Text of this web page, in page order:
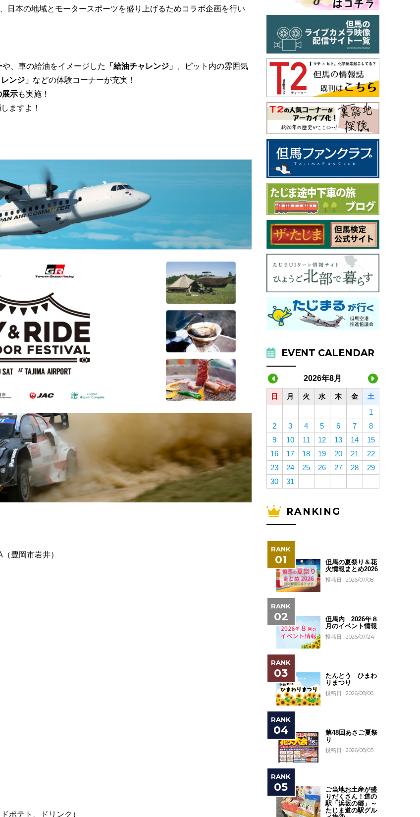
日本の地域とモータースポーツを盛り上げるためコラボ企画を行い
や、車の給油をイメージした 「給油チャレンジ」
、ピット内の雰囲気
ンジ」 などの体験コーナーが充実！
展示も実施！
しますよ！
豊岡市岩井）
ポテト、ドリンク）
EVENT CALENDAR
2026年8月
日 月 火 水 木 金 土
1
2
3 4 5 6 7
8
9
10 11 12 13 14
15
16
17 18 19 20 21
22
23
24 25 26 27 28
29
30
31
RANKING
但馬の夏祭り＆花
火情報まとめ2026
投稿日 : 2026/07/08
但馬内 2026年８
月のイベント情報
投稿日 : 2026/07/24
たんとう ひまわ
りまつり
投稿日 : 2026/08/06
第48回あさご夏祭
り
投稿日 : 2026/08/05
ご当地お土産が盛
りだくさん！道の
駅「浜坂の郷」～
たじま道の駅グル